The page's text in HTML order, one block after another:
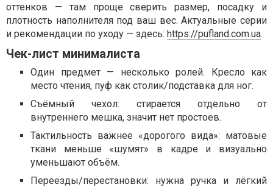
оттенков — там проще сверить размер, посадку и
плотность наполнителя под ваш вес. Актуальные серии
и рекомендации по уходу — здесь: https://pufland.com.ua.
Чек-лист минималиста
Один предмет — несколько ролей. Кресло как
место чтения, пуф как столик/подставка для ног.
Съёмный чехол: стирается отдельно от
внутреннего мешка, значит нет простоев.
Тактильность важнее «дорогого вида»: матовые
ткани меньше «шумят» в кадре и визуально
уменьшают объём.
Переезды/перестановки: нужна ручка и лёгкий